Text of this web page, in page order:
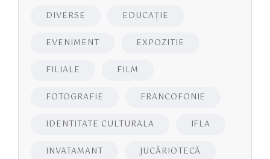
DIVERSE EDUCAŢIE
EVENIMENT EXPOZITIE
FILIALE FILM
FOTOGRAFIE FRANCOFONIE
IDENTITATE CULTURALA IFLA
INVATAMANT JUCĂRIOTECĂ